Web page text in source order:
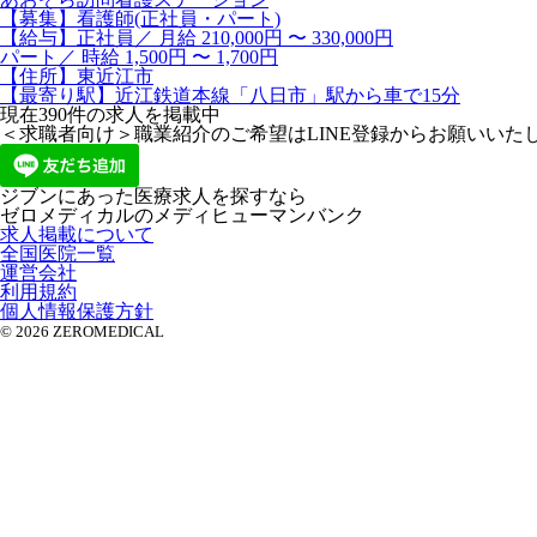
【募集】看護師(正社員・パート)
【給与】正社員／ 月給 210,000円 〜 330,000円
パート／ 時給 1,500円 〜 1,700円
【住所】東近江市
【最寄り駅】近江鉄道本線「八日市」駅から車で15分
現在390件の求人を掲載中
＜求職者向け＞職業紹介のご希望はLINE登録からお願いいた
ジブンにあった医療求人を探すなら
ゼロメディカルの メディヒューマンバンク
求人掲載について
全国医院一覧
運営会社
利用規約
個人情報保護方針
© 2026 ZEROMEDICAL